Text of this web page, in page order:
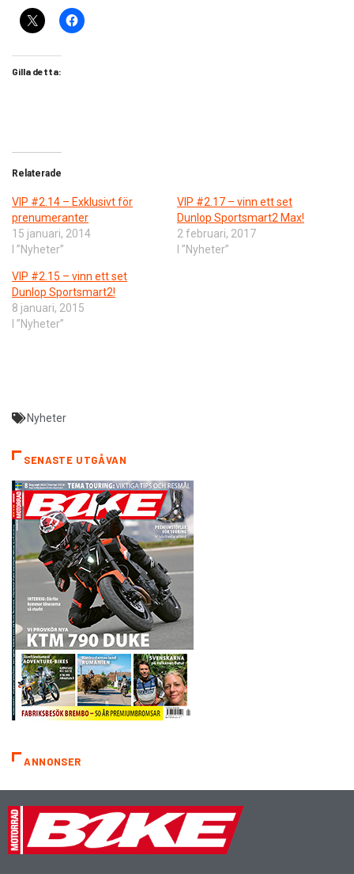
Gilla detta:
Relaterade
VIP #2.14 – Exklusivt för
prenumeranter
15 januari, 2014
I ”Nyheter”
VIP #2.17 – vinn ett set
Dunlop Sportsmart2 Max!
2 februari, 2017
I ”Nyheter”
VIP #2.15 – vinn ett set
Dunlop Sportsmart2!
8 januari, 2015
I ”Nyheter”
Nyheter
SENASTE UTGÅVAN
ANNONSER